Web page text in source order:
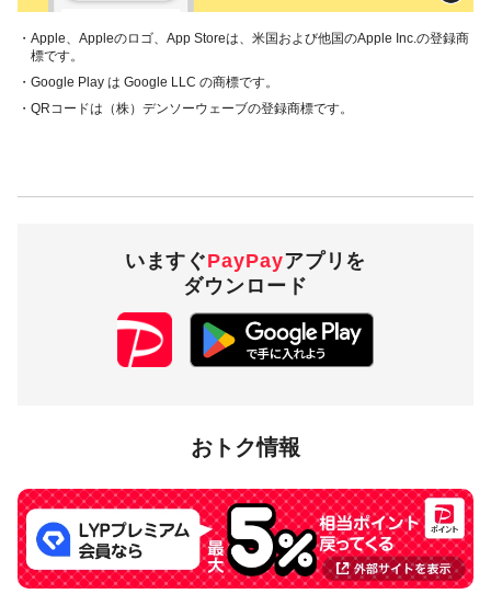
PayPayアプリでのお支払いは対象外となります。
PayPay商品券でのお支払いは対象外となります。
クレジットカードでのお支払いは対象外となります。また、PayPayカード
（旧Yahoo! JAPANカード含む）・PayPayカード ゴールドでのお支払い
PayPayカード ゴールド以外は対象外となります。
象店舗としてウエルシア薬局株式会社が指定した店舗
こちら（2023年8月22日時点）
PayPay決済により適用されるPayPayステップや同時開
限」の算定には用いられません。
キャンペーン内容および適用条件を予告なく変更する場
合や、キャンペーン自体を予告なく中止する場合があり
ます。
対象のお支払方法にてお支払いいただいた際に、仮に本
・Apple、Appleのロゴ、App Storeは、米国および他国のApple Inc.の登録商
標です。
・Google Play は Google LLC の商標です。
・QRコードは（株）デンソーウェーブの登録商標です。
いますぐPayPayアプリを
ダウンロード
おトク情報